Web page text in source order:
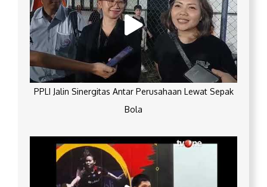
PPLI Jalin Sinergitas Antar Perusahaan Lewat Sepak
Bola